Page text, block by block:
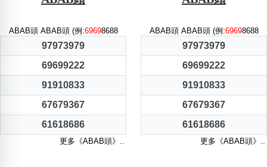
ABAB頭 ABAB頭 (例:69698688
97973979
69699222
91910833
67679367
61618686
更多《ABAB頭》..
ABAB頭 ABAB頭 (例:69698688
97973979
69699222
91910833
67679367
61618686
更多《ABAB頭》..